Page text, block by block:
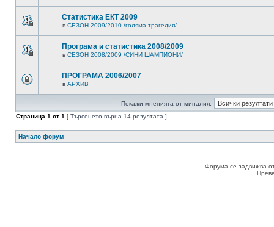
Статистика ЕКТ 2009
в СЕЗОН 2009/2010 /голяма трагедия/
Програма и статистика 2008/2009
в СЕЗОН 2008/2009 /СИНИ ШАМПИОНИ/
ПРОГРАМА 2006/2007
в АРХИВ
Покажи мненията от миналия:
Страница 1 от 1 [ Търсенето върна 14 резултата ]
Начало форум
Форума се задвижва